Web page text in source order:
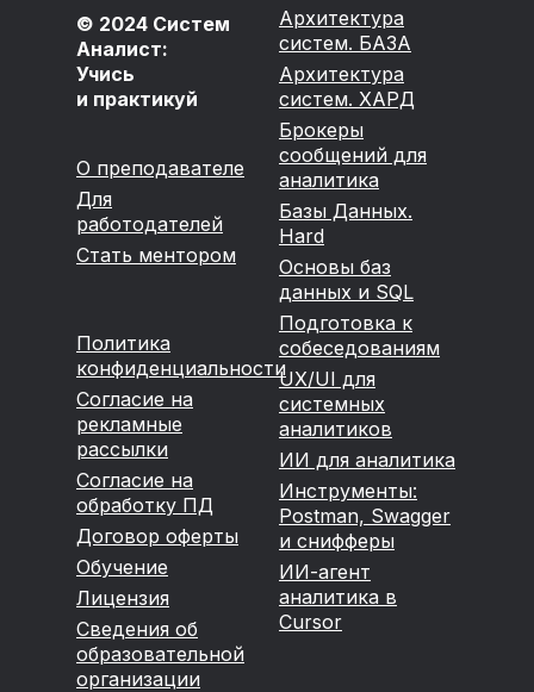
© 2024 Систем
Аналист:
Учись
и практикуй
О преподавателе
Для
работодателей
Стать ментором
Политика
конфиденциальности
Согласие на
рекламные
рассылки
Согласие на
обработку ПД
Договор оферты
Обучение
Лицензия
Сведения об
образовательной
организации
Архитектура
систем. БАЗА
Архитектура
систем. ХАРД
Брокеры
сообщений для
аналитика
Базы Данных.
Hard
Основы баз
данных и SQL
Подготовка к
собеседованиям
UX/UI для
системных
аналитиков
ИИ для аналитика
Инструменты:
Postman, Swagger
и снифферы
ИИ-агент
аналитика в
Cursor